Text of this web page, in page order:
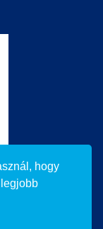
hogy